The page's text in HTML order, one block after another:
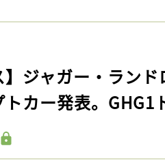
】ジャガー・ラン
カー発表。GHG1